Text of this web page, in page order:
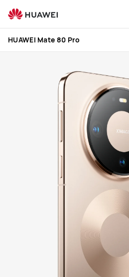
HUAWEI
Mate
80
ProHUAWEI Mate 80 Pro